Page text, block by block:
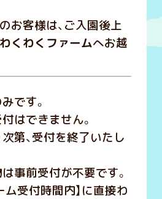
お客様は、ご入園後上
わくわくファームへお越
です。
はできません。
第、受付を終了いたし
事前受付が不要です。
ム受付時間内】に直接わ